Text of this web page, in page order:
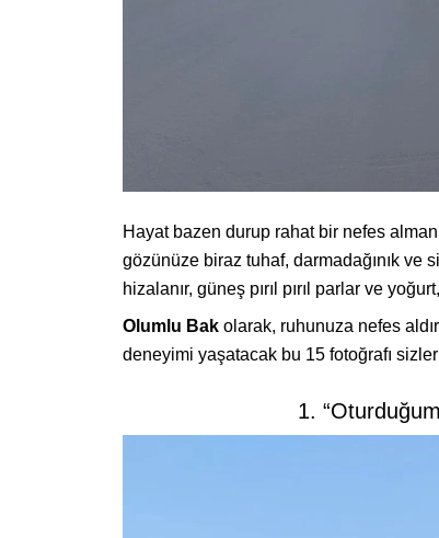
Hayat bazen durup rahat bir nefes
gözünüze biraz tuhaf, darmadağınık ve
hizalanır, güneş pırıl pırıl parlar ve
Olumlu Bak olarak, ruhunuza nefes
deneyimi yaşatacak bu 15 fotoğrafı
1.